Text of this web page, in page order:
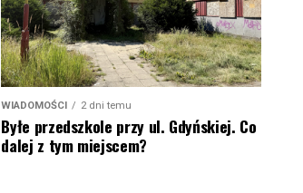
WIADOMOŚCI 2 dni temu
Byłe przedszkole przy ul. Gdyńskiej. Co
dalej z tym miejscem?